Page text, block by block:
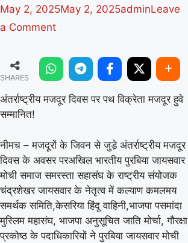
May 2, 2025May 2, 2025adminLeave
a Commenton
मजदूर
दिवस
पर
मजदूर
हुवे
सम्मानित!
SHARES
अंतर्राष्ट्रीय मजदूर दिवस पर पथ विक्रेता मजदूर हुवे
सम्मानित!
नीमच – मजदूरों के जिवन से जुडे़ अंतर्राष्ट्रीय मजदूर
दिवस के अवसर परअखिल भारतीय पुरबिया जायसवार
मोची समाज समरस्ता सहासंघ के राष्ट्रीय संयोजक
चंद्रशेखर जायसवार के नेतृत्व में कल्याण कमलमय
समर्थक समिति,केसरिया हिंदू वाहिनी,भाजपा पसमांदा
मुस्लिम महासंघ, भाजपा अनुसूचित जाति मोर्चा, गौरक्षा
प्रकोष्ठ के पदाधिकारियों ने पुरबिया जायसवार मोची